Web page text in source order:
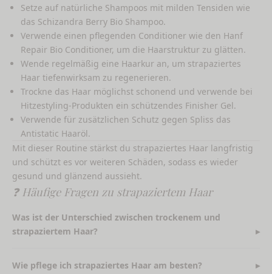
Setze auf natürliche Shampoos mit milden Tensiden wie
das Schizandra Berry Bio Shampoo.
Verwende einen pflegenden Conditioner wie den Hanf
Repair Bio Conditioner, um die Haarstruktur zu glätten.
Wende regelmäßig eine Haarkur an, um strapaziertes
Haar tiefenwirksam zu regenerieren.
Trockne das Haar möglichst schonend und verwende bei
Hitzestyling-Produkten ein schützendes Finisher Gel.
Verwende für zusätzlichen Schutz gegen Spliss das
Antistatic Haaröl.
Mit dieser Routine stärkst du strapaziertes Haar langfristig
und schützt es vor weiteren Schäden, sodass es wieder
gesund und glänzend aussieht.
❓ Häufige Fragen zu strapaziertem Haar
Was ist der Unterschied zwischen trockenem und
strapaziertem Haar?
Wie pflege ich strapaziertes Haar am besten?